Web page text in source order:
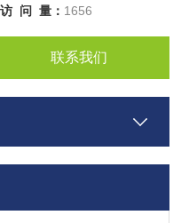
访 问 量： 1656
联系我们